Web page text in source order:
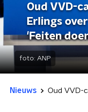
Oud VVD-
Erlings
'Feiten
foto: ANP
Nieuws